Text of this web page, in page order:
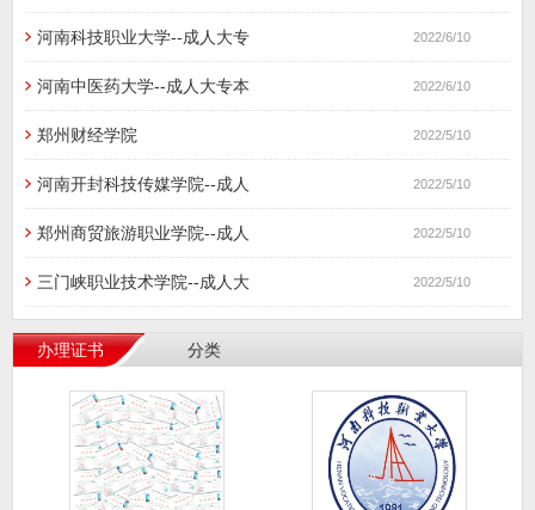
河南科技职业大学--成人大专 2022/6/10
河南中医药大学--成人大专本 2022/6/10
郑州财经学院 2022/5/10
河南开封科技传媒学院--成人 2022/5/10
郑州商贸旅游职业学院--成人 2022/5/10
三门峡职业技术学院--成人大 2022/5/10
办理证书 分类